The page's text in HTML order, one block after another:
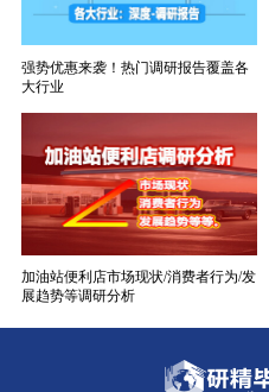
强势优惠来袭！热门调研报告覆盖各
大行业
加油站便利店市场现状/消费者行为/发
展趋势等调研分析